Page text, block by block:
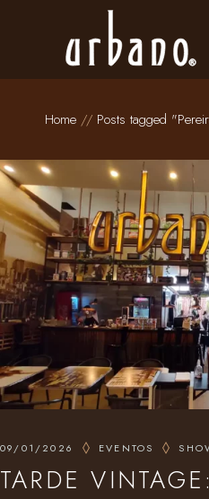
Home Posts tagged
09/01/2026 EVENTOS
TARDE